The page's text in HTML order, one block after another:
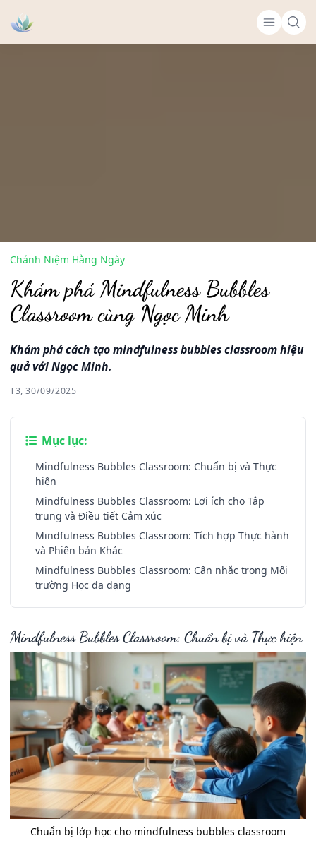
Chánh Niệm Hằng Ngày
Khám phá Mindfulness Bubbles
Classroom cùng Ngọc Minh
Khám phá cách tạo mindfulness bubbles classroom hiệu
quả với Ngọc Minh.
T3, 30/09/2025
Mục lục:
Mindfulness Bubbles Classroom: Chuẩn bị và Thực
hiện
Mindfulness Bubbles Classroom: Lợi ích cho Tập
trung và Điều tiết Cảm xúc
Mindfulness Bubbles Classroom: Tích hợp Thực hành
và Phiên bản Khác
Mindfulness Bubbles Classroom: Cân nhắc trong Môi
trường Học đa dạng
Mindfulness Bubbles Classroom: Chuẩn bị và Thực hiện
Chuẩn bị lớp học cho mindfulness bubbles classroom